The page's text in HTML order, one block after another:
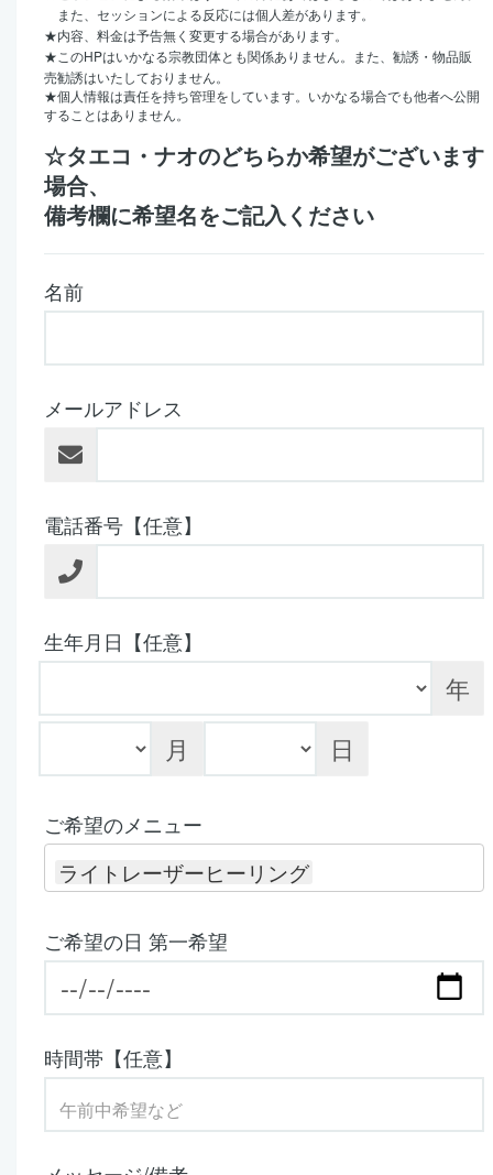
また、セッションによる反応には個人差があります。
★内容、料金は予告無く変更する場合があります。
★このHPはいかなる宗教団体とも関係ありません。また、勧誘・物品販
売勧誘はいたしておりません。
★個人情報は責任を持ち管理をしています。いかなる場合でも他者へ公開
することはありません。
☆タエコ・ナオのどちらか希望がございます
場合、
備考欄に希望名をご記入ください
名前
メールアドレス
電話番号【任意】
生年月日【任意】
年
月
日
ご希望のメニュー
ライトレーザーヒーリング
ご希望の日 第一希望
時間帯【任意】